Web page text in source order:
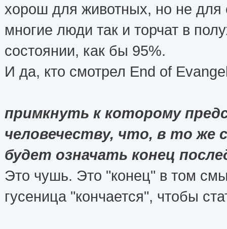
хорош для животных, но не для
многие люди так и торчат в
состоянии, как бы 95%.
И да, кто смотрел End of
примкнуть к которому
человечеству, что, в то же
будет означать конец
Это чушь. Это "конец" в том
гусеница "кончается", чтобы